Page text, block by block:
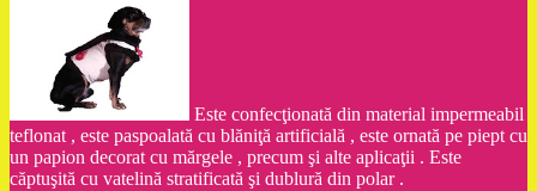
Este confecţionată din material impermeabil
teflonat , este paspoalată cu blăniţă artificială , este ornată pe piept cu
un papion decorat cu mărgele , precum şi alte aplicaţii . Este
căptuşită cu vatelină stratificată şi dublură din polar .